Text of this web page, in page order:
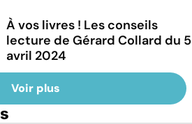
À vos livres ! Les conseils
lecture de Gérard Collard du 5
avril 2024
Voir plus